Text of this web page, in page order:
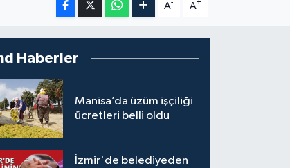
A- A+
Haberler
Manisa’da üzüm işçiliği
ücretleri belli oldu
İzmir'de belediyeden